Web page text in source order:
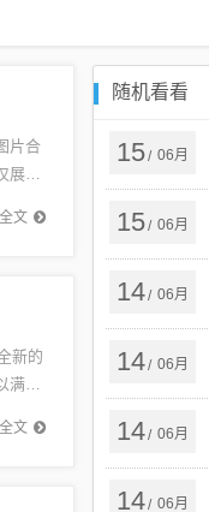
片合
展示
文
新的
满足
文
随机看看
15/ 06月
15/ 06月
14/ 06月
14/ 06月
14/ 06月
14/ 06月